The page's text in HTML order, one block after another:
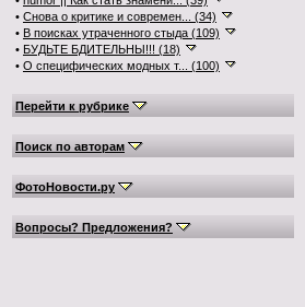
• Снова о критике и современ... (34)
• В поисках утраченного стыда (109)
• БУДЬТЕ БДИТЕЛЬНЫ!!! (18)
• О специфических модных т... (100)
Перейти к рубрике
Поиск по авторам
ФотоНовости.ру
Вопросы? Предложения?